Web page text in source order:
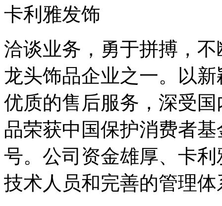
卡利雅发饰
洽谈业务，勇于拼搏，
龙头饰品企业之一。以
优质的售后服务，深受
品荣获中国保护消费者
号。公司资金雄厚、卡
技术人员和完善的管理体